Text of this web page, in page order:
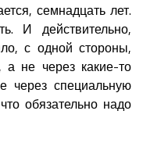
семнадцать лет.
И действительно,
с одной стороны,
а не через какие-то
через специальную
обязательно надо